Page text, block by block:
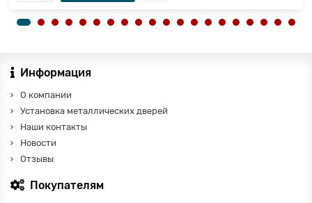
Информация
О компании
Установка металлических дверей
Наши контакты
Новости
Отзывы
Покупателям